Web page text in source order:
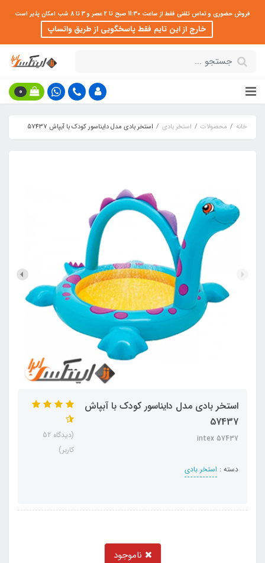
فروش حضوری و تماس تلفنی فقط از ساعت 11:30 صبح تا 2 عصر و 3 تا 8 شب امکان پذیر است
خارج از این تایم فقط پاسخگویی از طریق واتساپ
0
خانه محصولات استخر بادی استخر بادی مدل دایناسور کودک با آبپاش 57437
استخر بادی مدل دایناسور کودک با آبپاش
57437
intex 57437
دسته : استخر بادی
(دیدگاه 52
کاربر)
ناموجود